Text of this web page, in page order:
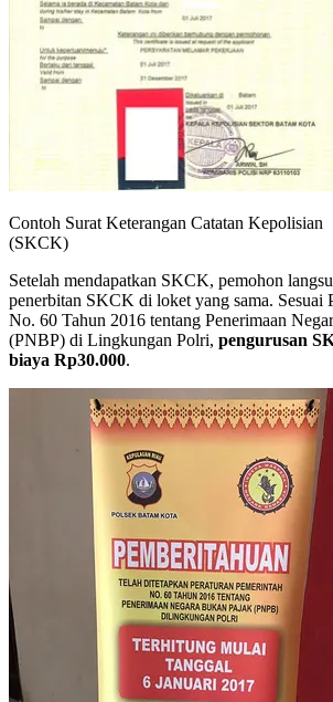
Contoh Surat Keterangan Catatan Kepolisian
(SKCK)
Setelah mendapatkan SKCK, pemohon
penerbitan SKCK di loket yang sama. Sesuai
No. 60 Tahun 2016 tentang Penerimaan
(PNBP) di Lingkungan Polri, pengurusan
biaya Rp30.000.